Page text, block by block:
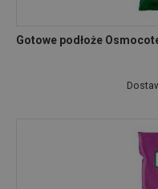
Gotowe podłoże